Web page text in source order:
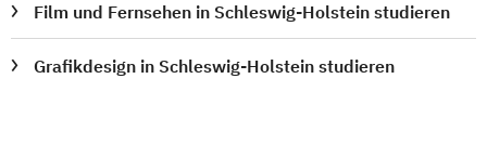
Film und Fernsehen in Schleswig-Holstein studieren
Grafikdesign in Schleswig-Holstein studieren